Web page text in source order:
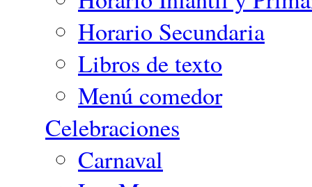
Horario Secundaria
Libros de texto
Menú comedor
Celebraciones
Carnaval